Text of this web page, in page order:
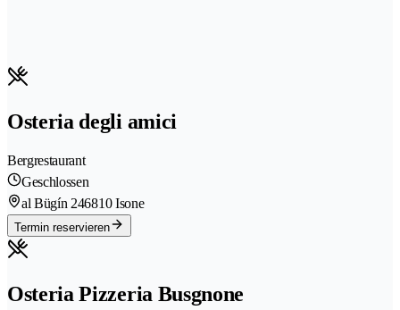
Osteria degli amici
Bergrestaurant
Geschlossen
al Bügín 246810 Isone
Termin reservieren
Osteria Pizzeria Busgnone